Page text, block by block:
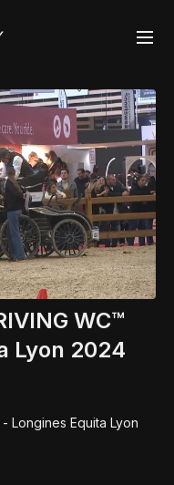
WC™
Lyon 2024
Longines Equita Lyon